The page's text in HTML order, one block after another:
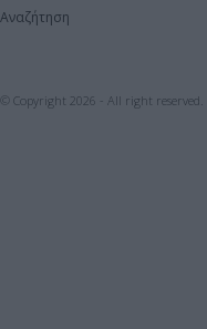
Αναζήτηση
© Copyright 2026 - All right reserved.